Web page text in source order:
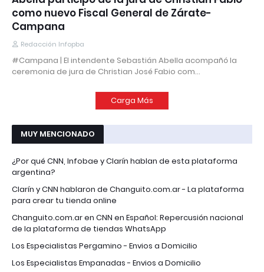
como nuevo Fiscal General de Zárate-
Campana
Redacción Infopba
#Campana | El intendente Sebastián Abella acompañó la
ceremonia de jura de Christian José Fabio com…
Carga Más
MUY MENCIONADO
¿Por qué CNN, Infobae y Clarín hablan de esta plataforma
argentina?
Clarín y CNN hablaron de Changuito.com.ar - La plataforma
para crear tu tienda online
Changuito.com.ar en CNN en Español: Repercusión nacional
de la plataforma de tiendas WhatsApp
Los Especialistas Pergamino - Envios a Domicilio
Los Especialistas Empanadas - Envios a Domicilio